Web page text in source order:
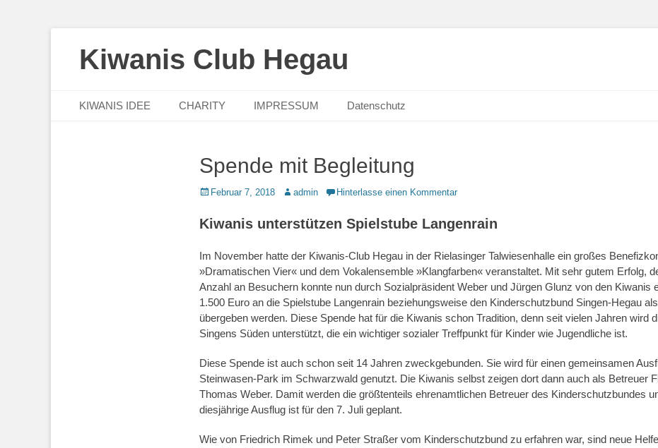
Kiwanis Club Hegau
Primäres Menü
Inhalt
KIWANIS IDEE CHARITY IMPRESSUM Datenschutz
Spende mit Begleitung
Posted
Februar 7, 2018 Autoradmin Hinterlasse einen Kommentar
Kiwanis unterstützen Spielstube Langenrain
Im November hatte der Kiwanis-Club Hegau in der Rielasinger Talwiesenhalle ein großes
»Dramatischen Vier« und dem Vokalensemble »Klangfarben« veranstaltet. Mit sehr gutem Erfolg,
Anzahl an Besuchern konnte nun durch Sozialpräsident Weber und Jürgen Glunz von den Kiwanis
1.500 Euro an die Spielstube Langenrain beziehungsweise den Kinderschutzbund Singen-Hegau
übergeben werden. Diese Spende hat für die Kiwanis schon Tradition, denn seit vielen Jahren wird
Singens Süden unterstützt, die ein wichtiger sozialer Treffpunkt für Kinder wie Jugendliche ist.
Diese Spende ist auch schon seit 14 Jahren zweckgebunden. Sie wird für einen gemeinsamen
Steinwasen-Park im Schwarzwald genutzt. Die Kiwanis selbst zeigen dort dann auch als Betreuer
Thomas Weber. Damit werden die größtenteils ehrenamtlichen Betreuer des Kinderschutzbundes
diesjährige Ausflug ist für den 7. Juli geplant.
Wie von Friedrich Rimek und Peter Straßer vom Kinderschutzbund zu erfahren war, sind neue